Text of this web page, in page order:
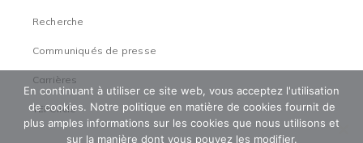
Recherche
Communiqués de presse
Carrières
TEFCircle
En continuant à utiliser ce site web, vous acceptez l'utilisation
de cookies. Notre politique en matière de cookies fournit de
plus amples informations sur les cookies que nous utilisons et
sur la manière dont vous pouvez les modifier.